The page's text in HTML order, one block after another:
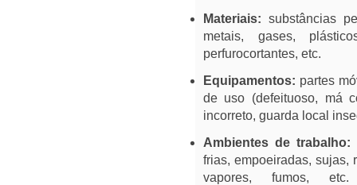
Materiais: substâncias
metais, gases,
perfurocortantes, etc.
Equipamentos: partes
de uso (defeituoso, má
incorreto, guarda local
Ambientes de trabalho:
frias, empoeiradas, sujas,
vapores, fumos,